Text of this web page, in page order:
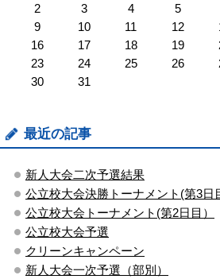
2
3 4 5
9
10 11 12
16
17 18 19
23
24 25 26
30
31
最近の記事
新人大会二次予選結果
公立校大会決勝トーナメント(第3日
公立校大会トーナメント(第2日目）
公立校大会予選
クリーンキャンペーン
新人大会一次予選（部別）